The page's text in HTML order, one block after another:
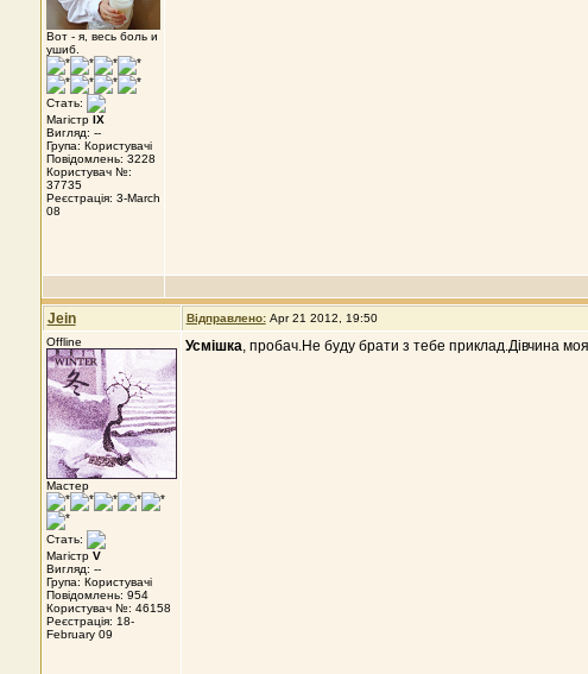
Вот - я, весь боль и
ушиб.
Стать:
Магістр IX
Вигляд: --
Група: Користувачі
Повідомлень: 3228
Користувач №:
37735
Реєстрація: 3-March
08
Jein Відправлено: Apr 21 2012, 19:50
Offline
Мастер
Стать:
Магістр V
Вигляд: --
Група: Користувачі
Повідомлень: 954
Користувач №: 46158
Реєстрація: 18-
February 09
Усмішка, пробач.Не буду брати з тебе приклад.Дівчина